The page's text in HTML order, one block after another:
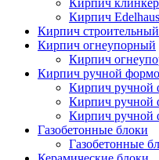
Кирпич
Кирпич Edelhaus
Кирпич
Кирпич огнеупорный
Кирпич
Кирпич ручной
Кирпич ручной
Кирпич ручной
Кирпич ручной
Газобетонные блоки
Газобетонные